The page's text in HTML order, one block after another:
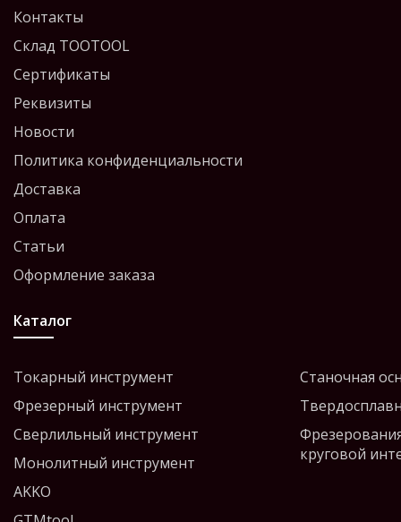
Контакты
Склад TOOTOOL
Сертификаты
Реквизиты
Новости
Политика конфиденциальности
Доставка
Оплата
Статьи
Оформление заказа
Каталог
Токарный инструмент
Фрезерный инструмент
Сверлильный инструмент
Монолитный инструмент
AKKO
Станочная
круговой